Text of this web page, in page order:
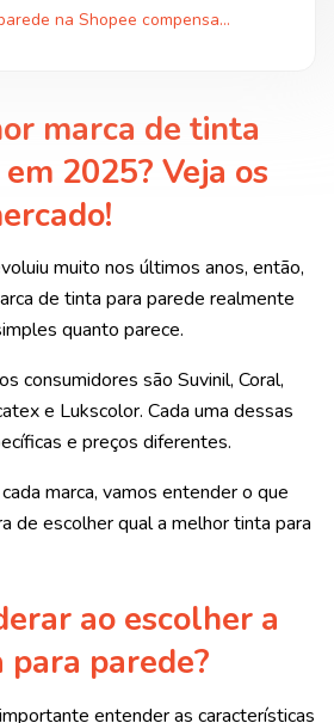
Comprar tinta para parede na Shopee compensa mais
marca de tinta
2025? Veja os
muito nos últimos anos, então,
de tinta para parede realmente
quanto parece.
consumidores são Suvinil, Coral,
e Lukscolor. Cada uma dessas
e preços diferentes.
marca, vamos entender o que
de escolher qual a melhor tinta para
ao escolher a
parede?
entender as características